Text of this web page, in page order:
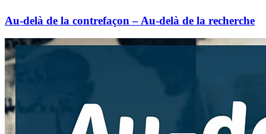
Au-delà de la contrefaçon – Au-delà de la recherche